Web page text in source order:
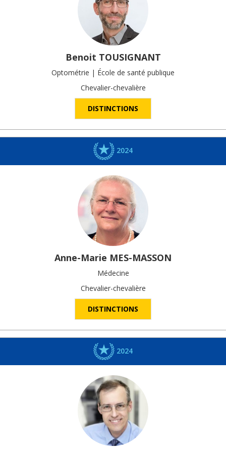
Benoit TOUSIGNANT
Optométrie | École de santé publique
Chevalier-chevalière
DISTINCTIONS
2024
Anne-Marie MES-MASSON
Médecine
Chevalier-chevalière
DISTINCTIONS
2024